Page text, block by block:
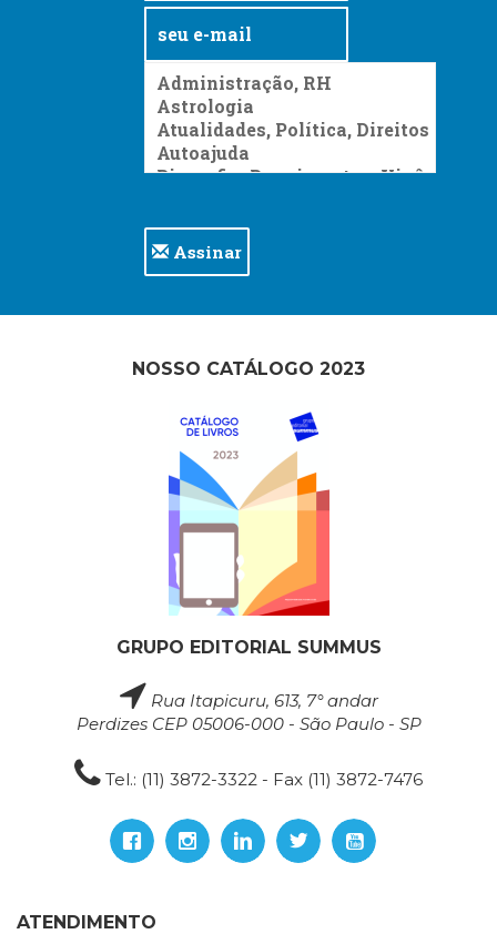
Assinar
NOSSO CATÁLOGO 2023
GRUPO EDITORIAL SUMMUS
Rua Itapicuru, 613, 7° andar
Perdizes CEP 05006-000 - São Paulo - SP
Tel.: (11) 3872-3322 - Fax (11) 3872-7476
ATENDIMENTO